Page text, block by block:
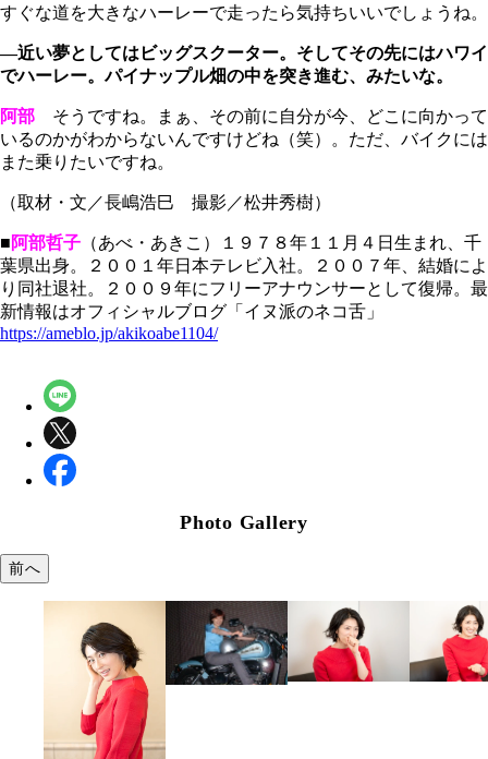
すぐな道を大きなハーレーで走ったら気持ちいいでしょうね。
―近い夢としてはビッグスクーター。そしてその先にはハワイ
でハーレー。パイナップル畑の中を突き進む、みたいな。
阿部 そうですね。まぁ、その前に自分が今、どこに向かって
いるのかがわからないんですけどね（笑）。ただ、バイクには
また乗りたいですね。
（取材・文／長嶋浩巳 撮影／松井秀樹）
■阿部哲子 （あべ・あきこ）１９７８年１１月４日生まれ、千
葉県出身。２００１年日本テレビ入社。２００７年、結婚によ
り同社退社。２００９年にフリーアナウンサーとして復帰。最
新情報はオフィシャルブログ「イヌ派のネコ舌」
https://ameblo.jp/akikoabe1104/
Photo Gallery
前へ